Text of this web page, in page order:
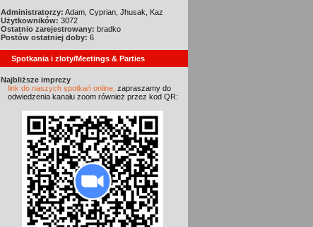
Administratorzy: Adam, Cyprian, Jhusak, Kaz
Użytkowników: 3072
Ostatnio zarejestrowany: bradko
Postów ostatniej doby: 6
Spotkania i zloty/Meetings & Parties
Najbliższe imprezy
link do naszych spotkań online, zapraszamy do
odwiedzenia kanału zoom również przez kod QR: